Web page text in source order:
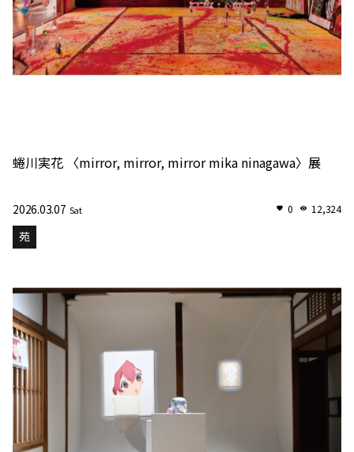
蜷川実花 〈mirror, mirror, mirror mika ninagawa〉展
2026.03.07 Sat 0 12,324
苑